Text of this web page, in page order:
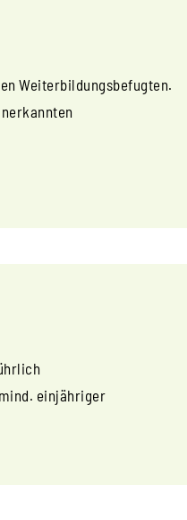
Weiterbildungsbefugten.
einjähriger